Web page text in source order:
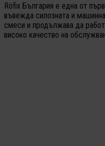
Röfix България е една от
въвежда силозната и
смеси и продължава да
високо качество на